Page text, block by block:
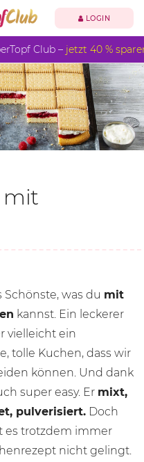
LOGIN
Club – jetzt 40 %
mit
was du mit
kannst. Ein leckerer
vielleicht ein
tolle Kuchen, dass wir
können. Und dank
super easy. Er mixt,
pulverisiert. Doch
es trotzdem immer
nicht gelingt.